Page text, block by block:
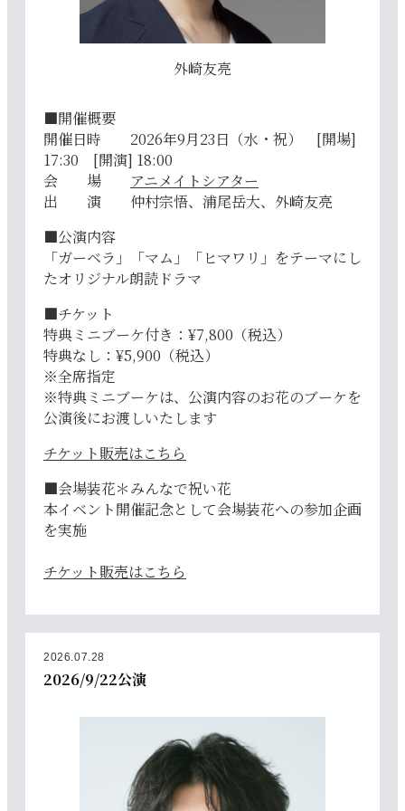
外崎友亮
■開催概要
開催日時 2026年9月23日（水・祝） [開場]
17:30 [開演] 18:00
会 場 アニメイトシアター
出 演 仲村宗悟、浦尾岳大、外崎友亮
■公演内容
「ガーベラ」「マム」「ヒマワリ」をテーマにし
たオリジナル朗読ドラマ
■チケット
特典ミニブーケ付き：¥7,800（税込）
特典なし：¥5,900（税込）
※全席指定
※特典ミニブーケは、公演内容のお花のブーケを
公演後にお渡しいたします
チケット販売はこちら
■会場装花＊みんなで祝い花
本イベント開催記念として会場装花への参加企画
を実施
チケット販売はこちら
2026.07.28
2026/9/22公演